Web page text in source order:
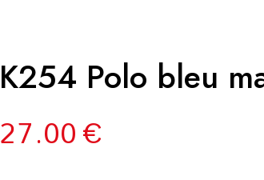
K254 Polo bleu
27.00€